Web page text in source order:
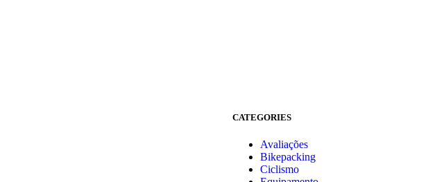
CATEGORIES
Avaliações
Bikepacking
Ciclismo